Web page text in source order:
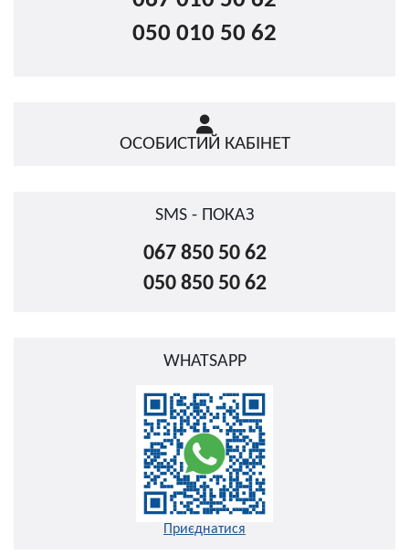
050 010 50 62
ОСОБИСТИЙ КАБІНЕТ
SMS - ПОКАЗ
067 850 50 62
050 850 50 62
WHATSAPP
Приєднатися